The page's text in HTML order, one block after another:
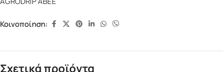
Κοινοποίηση:
Σχετικά προϊόντα